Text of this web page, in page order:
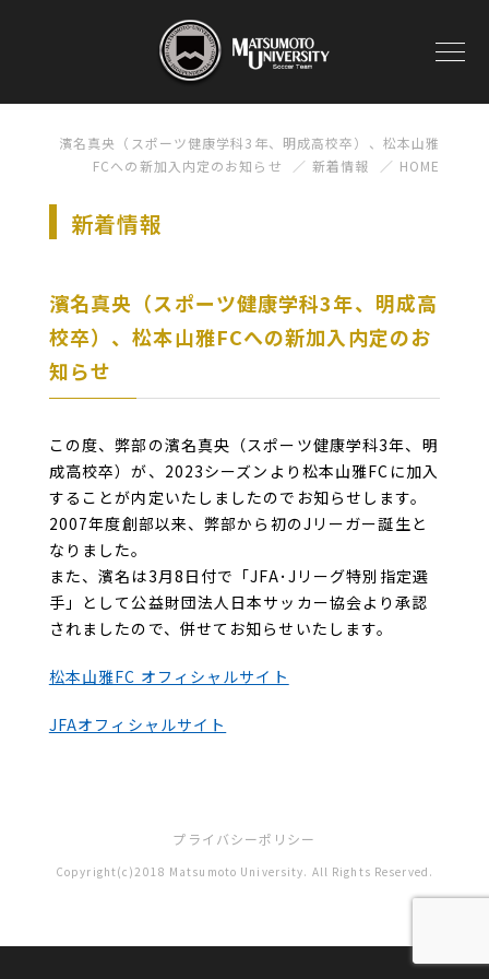
濱名真央（スポーツ健康学科3年、明成高校卒）、松本山雅
FCへの新加入内定のお知らせ
新着情報 HOME
新着情報
濱名真央（スポーツ健康学科3年、明成高
校卒）、松本山雅FCへの新加入内定のお
知らせ
この度、弊部の濱名真央（スポーツ健康学科3年、明
成高校卒）が、2023シーズンより松本山雅FCに加入
することが内定いたしましたのでお知らせします。
2007年度創部以来、弊部から初のJリーガー誕生と
なりました。
また、濱名は3月8日付で「JFA･Jリーグ特別指定選
手」として公益財団法人日本サッカー協会より承認
されましたので、併せてお知らせいたします。
松本山雅FC オフィシャルサイト
JFAオフィシャルサイト
プライバシーポリシー
Copyright(c)2018 Matsumoto University. All Rights Reserved.